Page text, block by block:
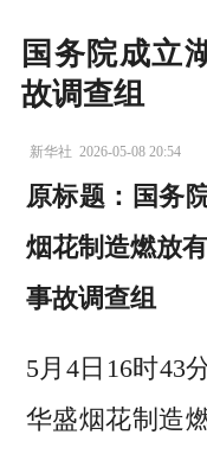
国务院成立
故调查组
新华社 2026-05-08 20:54
原标题：国务
烟花制造燃放
事故调查组
5月4日16时43
华盛烟花制造